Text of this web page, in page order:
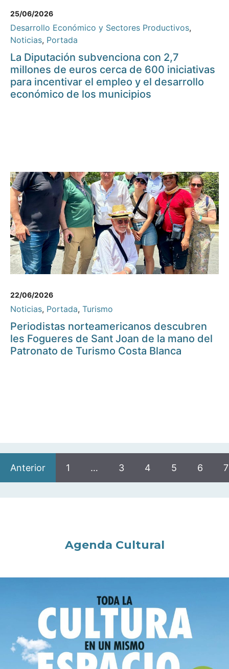
25/06/2026
Desarrollo Económico y Sectores Productivos,
Noticias, Portada
La Diputación subvenciona con 2,7
millones de euros cerca de 600 iniciativas
para incentivar el empleo y el desarrollo
económico de los municipios
22/06/2026
Noticias, Portada, Turismo
Periodistas norteamericanos descubren
les Fogueres de Sant Joan de la mano del
Patronato de Turismo Costa Blanca
Anterior 1 … 3 4 5 6 7
Agenda Cultural